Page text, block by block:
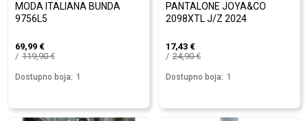
MODA ITALIANA BUNDA
9756L5
69,99 €
119,90€
Dostupno boja: 1
PANTALONE JOYA&CO
2098XTL J/Z 2024
17,43 €
24,90€
Dostupno boja: 1